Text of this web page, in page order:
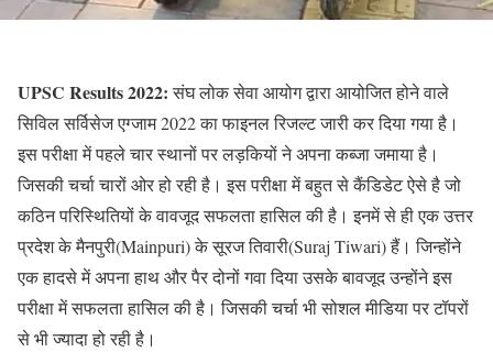
UPSC Results 2022:संघ लोक सेवा आयोग द्वारा आयोजित होने वाले
सिविल सर्विसेज एग्जाम 2022 का फाइनल रिजल्ट जारी कर दिया गया है।
इस परीक्षा में पहले चार स्थानों पर लड़कियों ने अपना कब्जा जमाया है।
जिसकी चर्चा चारों ओर हो रही है। इस परीक्षा में बहुत से कैंडिडेट ऐसे है जो
कठिन परिस्थितियों के वावजूद सफलता हासिल की है। इनमें से ही एक उत्तर
प्रदेश के मैनपुरी(Mainpuri) के सूरज तिवारी(Suraj Tiwari) हैं। जिन्होंने
एक हादसे में अपना हाथ और पैर दोनों गवा दिया उसके बावजूद उन्होंने इस
परीक्षा में सफलता हासिल की है। जिसकी चर्चा भी सोशल मीडिया पर टॉपरों
से भी ज्यादा हो रही है।